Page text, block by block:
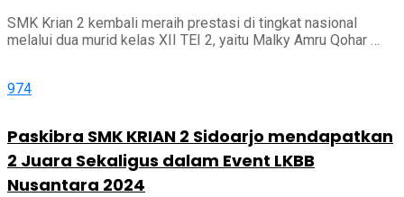
SMK Krian 2 kembali meraih prestasi di tingkat nasional
melalui dua murid kelas XII TEI 2, yaitu Malky Amru Qohar …
974
Paskibra SMK KRIAN 2 Sidoarjo mendapatkan
2 Juara Sekaligus dalam Event LKBB
Nusantara 2024